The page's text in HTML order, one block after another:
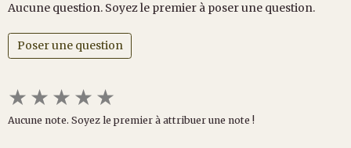
Aucune question. Soyez le premier à poser une question.
Poser une question
★★★★★
Aucune note. Soyez le premier à attribuer une note !